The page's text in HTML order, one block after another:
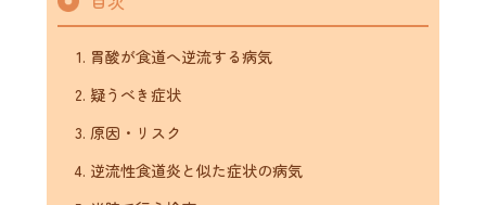
胃酸が食道へ逆流する病気
疑うべき症状
原因・リスク
逆流性食道炎と似た症状の病気